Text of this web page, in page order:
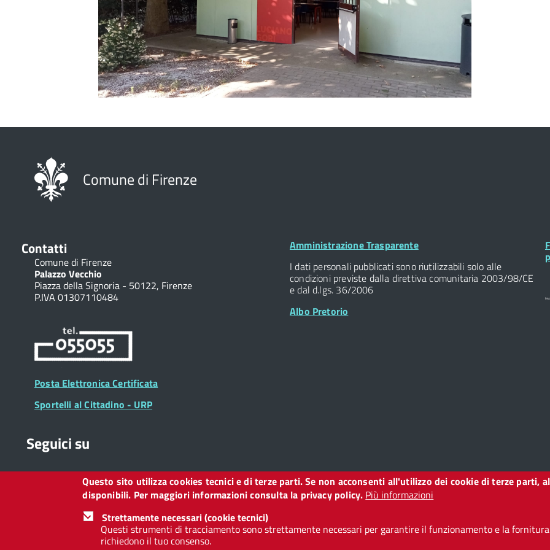
Comune di Firenze
Contatti
Comune di Firenze
Palazzo Vecchio
Piazza della Signoria - 50122, Firenze
P.IVA 01307110484
Posta Elettronica Certificata
Sportelli al Cittadino - URP
Footer
Amministrazione Trasparente
I dati personali pubblicati sono riutilizzabili solo alle
condizioni previste dalla direttiva comunitaria 2003/98/CE
e dal d.lgs. 36/2006
Albo Pretorio
Seguici su
Collegamento
Facebook
Collegamento
a
Twitter
Collegamento
a
Instagram
Collegamento
a
LinkedIn
Collegamento
a
You
Tube
Collegamento
a
Telegram
Collegamento
a
Whatsapp
Questo sito utilizza cookies tecnici e di terze parti. Se non acconsenti all'utilizzo dei cookie di terze parti,
disponibili. Per maggiori informazioni consulta la privacy policy. Più informazioni
Strettamente necessari (cookie tecnici)
Questi strumenti di tracciamento sono strettamente necessari per garantire il funzionamento e la
richiedono il tuo consenso.